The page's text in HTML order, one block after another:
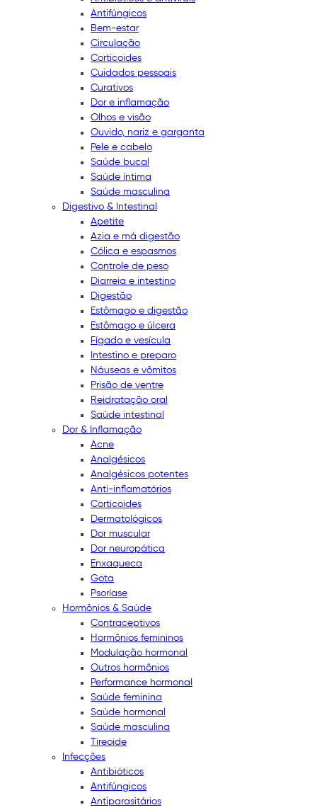
Antifúngicos
Bem-estar
Circulação
Corticoides
Cuidados pessoais
Curativos
Dor e inflamação
Olhos e visão
Ouvido, nariz e garganta
Pele e cabelo
Saúde bucal
Saúde íntima
Saúde masculina
Digestivo & Intestinal
Apetite
Azia e má digestão
Cólica e espasmos
Controle de peso
Diarreia e intestino
Digestão
Estômago e digestão
Estômago e úlcera
Fígado e vesícula
Intestino e preparo
Náuseas e vômitos
Prisão de ventre
Reidratação oral
Saúde intestinal
Dor & Inflamação
Acne
Analgésicos
Analgésicos potentes
Anti-inflamatórios
Corticoides
Dermatológicos
Dor muscular
Dor neuropática
Enxaqueca
Gota
Psoríase
Hormônios & Saúde
Contraceptivos
Hormônios femininos
Modulação hormonal
Outros hormônios
Performance hormonal
Saúde feminina
Saúde hormonal
Saúde masculina
Tireoide
Infecções
Antibióticos
Antifúngicos
Antiparasitários